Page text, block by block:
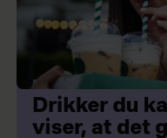
Drikker du
viser, at det